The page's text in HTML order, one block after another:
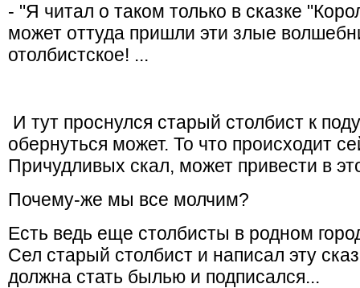
- "Я читал о таком только в сказке
может oттуда пришли эти злые
отолбистское! ...
И тут проснулся старый столбист к
обернуться может. То что происходит
Причудливых скал, может привести в
Почему-же мы все молчим?
Есть ведь еще столбисты в родном
Сел старый столбист и написал эту
должна стать былью и подписался...